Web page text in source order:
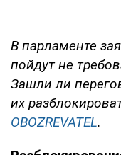
В парламенте
пойдут не
Зашли ли
их
OBOZREVATEL.